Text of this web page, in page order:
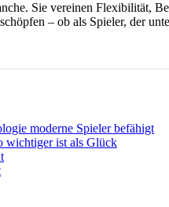
Sie vereinen Flexibilität,
– ob als Spieler, der
moderne Spieler befähigt
wichtiger ist als Glück